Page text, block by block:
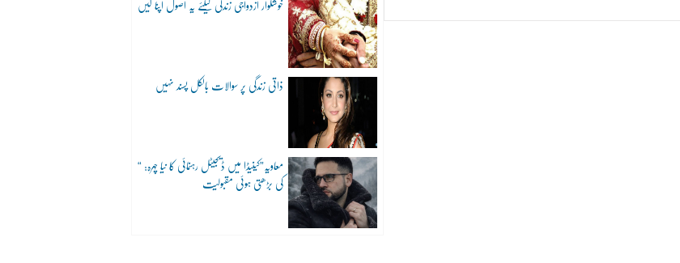
خوشگوار ازدواجی زندگی کیلئے یہ اُصول اپنا لیں
ذاتی زندگی پر سوالات بالکل پسند نہیں
“معاویہ”کینیڈا میں ڈیجیٹل رہنمائی کا نیا چہرہ:
کی بڑھتی ہوئی مقبولیت